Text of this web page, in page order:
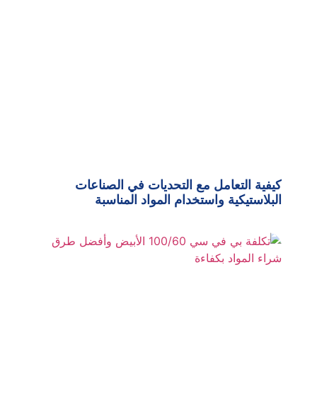
كيفية التعامل مع التحديات في الصناعات
البلاستيكية واستخدام المواد المناسبة